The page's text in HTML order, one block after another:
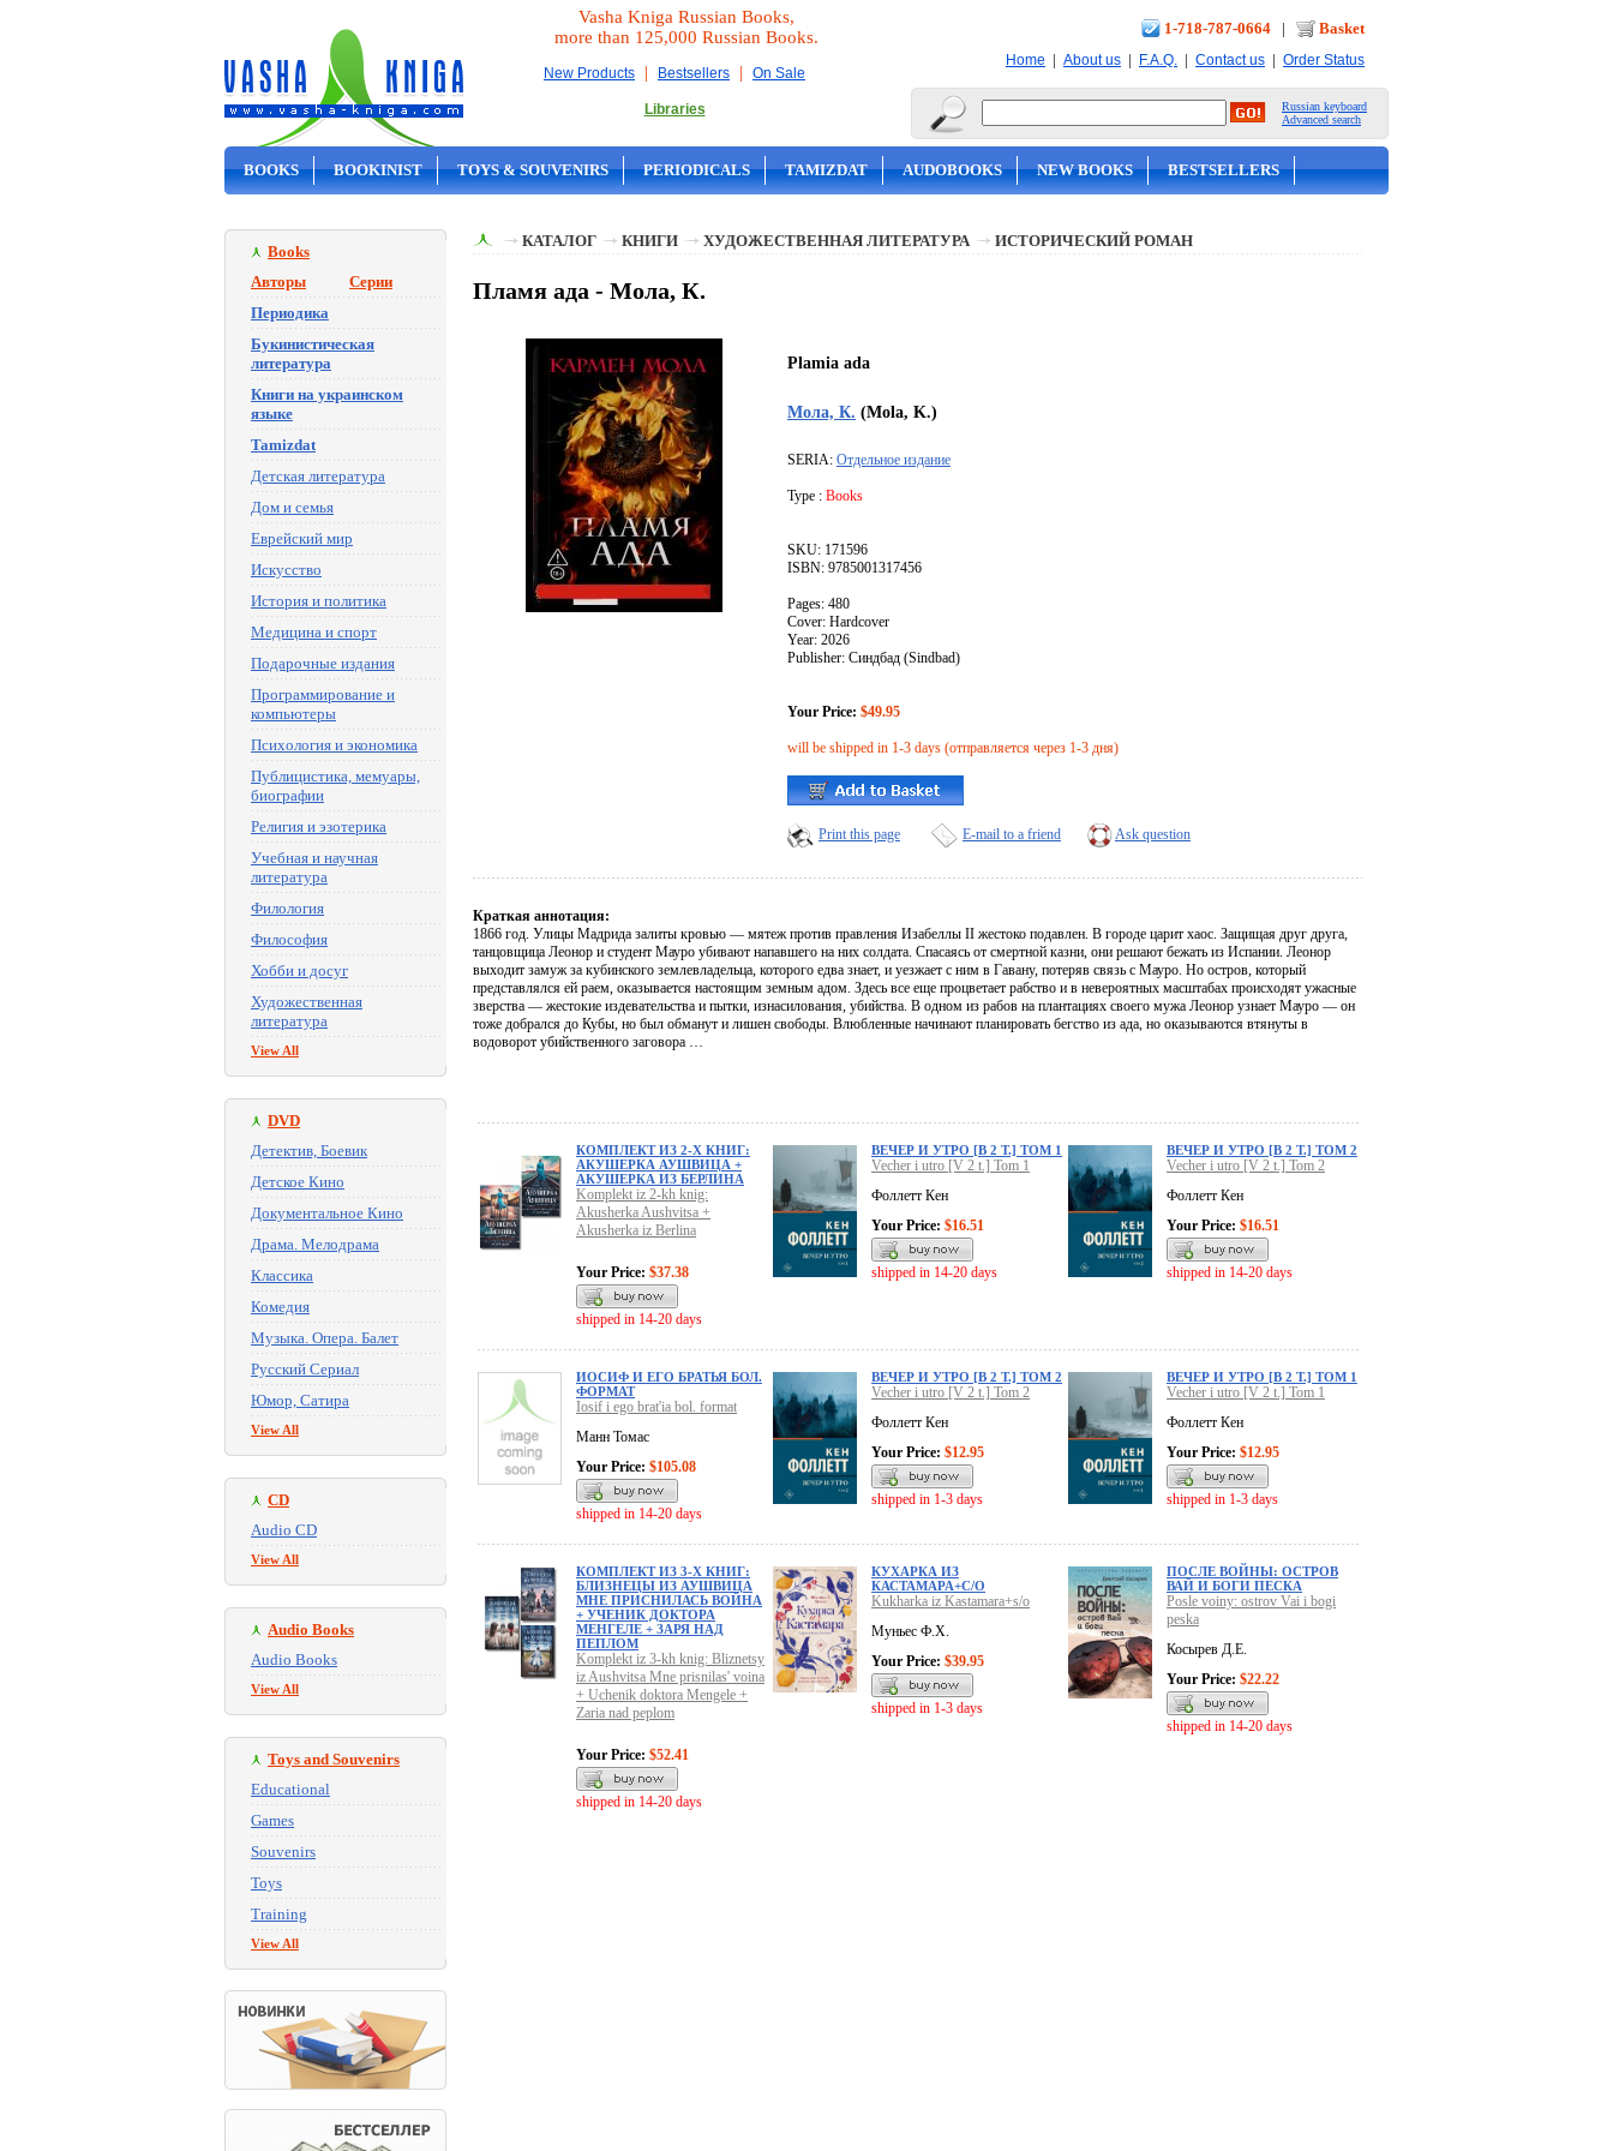
Vasha Kniga Russian Books,
more than 125,000 Russian Books.
New Products | Bestsellers | On Sale
Libraries
1-718-787-0664 | Basket
Home | About us | F.A.Q. | Contact us | Order Status
Russian keyboard
Advanced search
BOOKS BOOKINIST TOYS & SOUVENIRS PERIODICALS TAMIZDAT AUDOBOOKS NEW BOOKS BESTSELLERS
Books
Авторы
Серии
Периодика
Букинистическая
литература
Книги на украинском
языке
Tamizdat
Детская литература
Дом и семья
Еврейский мир
Искусство
История и политика
Медицина и спорт
Подарочные издания
Программирование и
компьютеры
Психология и экономика
Публицистика, мемуары,
биографии
Религия и эзотерика
Учебная и научная
литература
Филология
Философия
Хобби и досуг
Художественная
литература
View All
DVD
Детектив, Боевик
Детское Кино
Документальное Кино
Драма. Мелодрама
Классика
Комедия
Музыка. Опера. Балет
Русский Сериал
Юмор, Сатира
View All
CD
Audio CD
View All
Audio Books
Audio Books
View All
Toys and Souvenirs
Educational
Games
Souvenirs
Toys
Training
View All
КАТАЛОГ КНИГИ ХУДОЖЕСТВЕННАЯ ЛИТЕРАТУРА ИСТОРИЧЕСКИЙ РОМАН
Пламя ада - Мола, К.
Plamia ada
Мола, К. (Mola, K.)
SERIA: Отдельное издание
Type : Books
SKU: 171596
ISBN: 9785001317456
Pages: 480
Cover: Hardcover
Year: 2026
Publisher: Синдбад (Sindbad)
Your Price: $49.95
will be shipped in 1-3 days (отправляется через 1-3 дня)
Print this page E-mail to a friend Ask question
Краткая аннотация:
1866 год. Улицы Мадрида залиты кровью — мятеж против правления Изабеллы II жестоко подавлен. В городе царит хаос. Защищая друг друга,
танцовщица Леонор и студент Мауро убивают напавшего на них солдата. Спасаясь от смертной казни, они решают бежать из Испании. Леонор
выходит замуж за кубинского землевладельца, которого едва знает, и уезжает с ним в Гавану, потеряв связь с Мауро. Но остров, который
представлялся ей раем, оказывается настоящим земным адом. Здесь все еще процветает рабство и в невероятных масштабах происходят ужасные
зверства — жестокие издевательства и пытки, изнасилования, убийства. В одном из рабов на плантациях своего мужа Леонор узнает Мауро — он
тоже добрался до Кубы, но был обманут и лишен свободы. Влюбленные начинают планировать бегство из ада, но оказываются втянуты в
водоворот убийственного заговора …
КОМПЛЕКТ ИЗ 2-Х КНИГ:
АКУШЕРКА АУШВИЦА +
АКУШЕРКА ИЗ БЕРЛИНА
Komplekt iz 2-kh knig:
Akusherka Aushvitsa +
Akusherka iz Berlina
Your Price: $37.38
shipped in 14-20 days
ВЕЧЕР И УТРО [В 2 Т.] ТОМ 1
Vecher i utro [V 2 t.] Tom 1
Фоллетт Кен
Your Price: $16.51
shipped in 14-20 days
ВЕЧЕР И УТРО [В 2 Т.] ТОМ 2
Vecher i utro [V 2 t.] Tom 2
Фоллетт Кен
Your Price: $16.51
shipped in 14-20 days
ИОСИФ И ЕГО БРАТЬЯ БОЛ.
ФОРМАТ
Iosif i ego brat'ia bol. format
Манн Томас
Your Price: $105.08
shipped in 14-20 days
ВЕЧЕР И УТРО [В 2 Т.] ТОМ 2
Vecher i utro [V 2 t.] Tom 2
Фоллетт Кен
Your Price: $12.95
shipped in 1-3 days
ВЕЧЕР И УТРО [В 2 Т.] ТОМ 1
Vecher i utro [V 2 t.] Tom 1
Фоллетт Кен
Your Price: $12.95
shipped in 1-3 days
КОМПЛЕКТ ИЗ 3-Х КНИГ:
БЛИЗНЕЦЫ ИЗ АУШВИЦА
МНЕ ПРИСНИЛАСЬ ВОЙНА
+ УЧЕНИК ДОКТОРА
МЕНГЕЛЕ + ЗАРЯ НАД
ПЕПЛОМ
Komplekt iz 3-kh knig: Bliznetsy
iz Aushvitsa Mne prisnilas' voina
+ Uchenik doktora Mengele +
Zaria nad peplom
Your Price: $52.41
shipped in 14-20 days
КУХАРКА ИЗ
КАСТАМАРА+С/О
Kukharka iz Kastamara+s/o
Муньес Ф.Х.
Your Price: $39.95
shipped in 1-3 days
ПОСЛЕ ВОЙНЫ: ОСТРОВ
ВАЙ И БОГИ ПЕСКА
Posle voiny: ostrov Vai i bogi
peska
Косырев Д.Е.
Your Price: $22.22
shipped in 14-20 days